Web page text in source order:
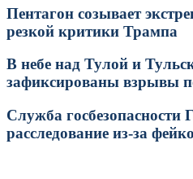
Пентагон созывает
резкой критики Трампа
В небе над Тулой и
зафиксированы взрывы
Служба госбезопасности
расследование из-за